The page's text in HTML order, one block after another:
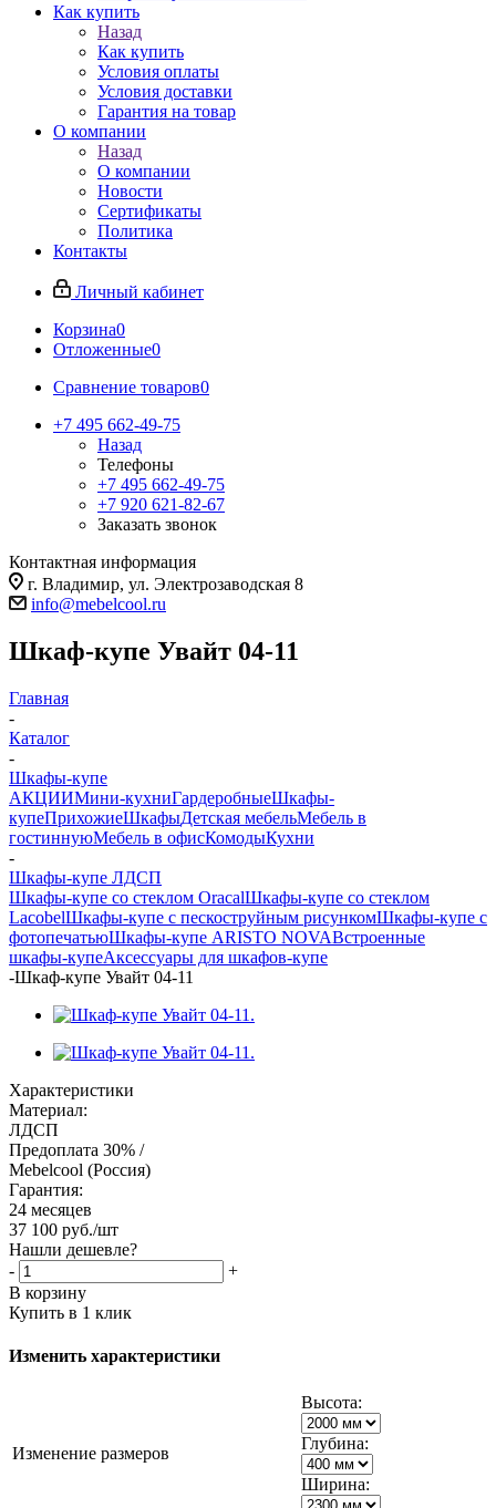
Как купить
Назад
Как купить
Условия оплаты
Условия доставки
Гарантия на товар
О компании
Назад
О компании
Новости
Сертификаты
Политика
Контакты
Личный кабинет
Корзина0
Отложенные0
Сравнение товаров0
+7 495 662-49-75
Назад
Телефоны
+7 495 662-49-75
+7 920 621-82-67
Заказать звонок
Контактная информация
г. Владимир, ул. Электрозаводская 8
info@mebelcool.ru
Шкаф-купе Увайт 04-11
Главная
-
Каталог
-
Шкафы-купе
АКЦИИМини-кухниГардеробныеШкафы-
купеПрихожиеШкафыДетская мебельМебель в
гостиннуюМебель в офисКомодыКухни
-
Шкафы-купе ЛДСП
Шкафы-купе со стеклом OracalШкафы-купе со стеклом
LacobelШкафы-купе с пескоструйным рисункомШкафы-купе с
фотопечатьюШкафы-купе ARISTO NOVAВстроенные
шкафы-купеАксессуары для шкафов-купе
-Шкаф-купе Увайт 04-11
Характеристики
Материал:
ЛДСП
Предоплата 30% /
Mebelcool (Россия)
Гарантия:
24 месяцев
37 100 руб./шт
Нашли дешевле?
-
+
В корзину
Купить в 1 клик
Изменить характеристики
Изменение размеров
Высота:
Глубина:
Ширина: